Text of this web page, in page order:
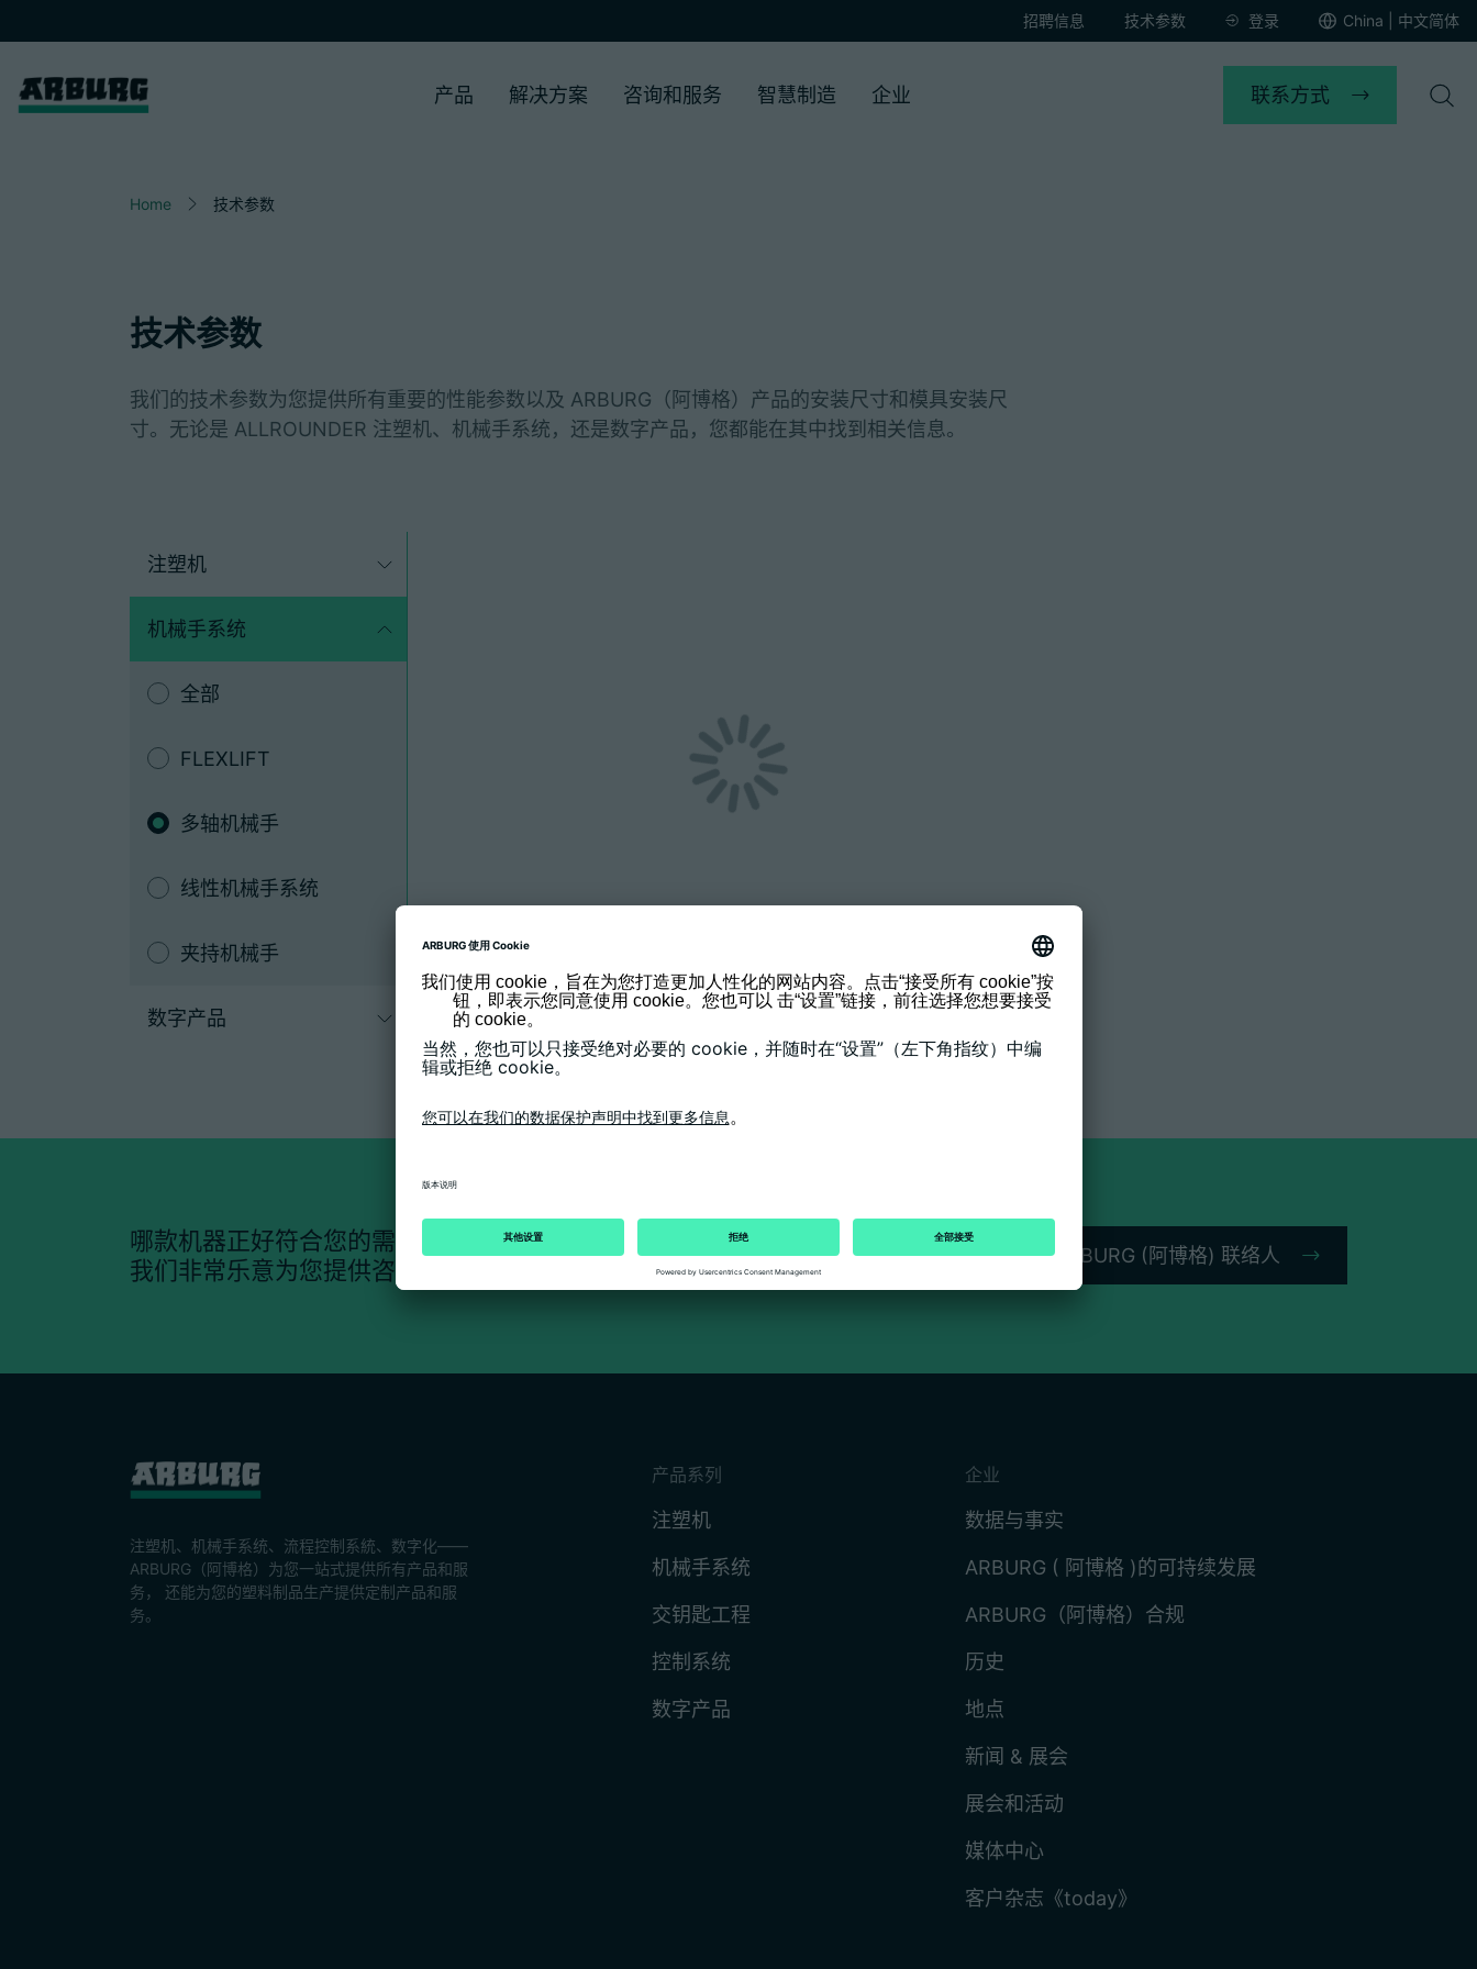
招聘信息 技术参数 登录 China | 中文简体
产品 解决方案 咨询和服务 智慧制造 企业 联系方式
Home 技术参数
技术参数
我们的技术参数为您提供所有重要的性能参数以及 ARBURG（阿博格）产品的安装尺寸和模具安装尺
寸。无论是 ALLROUNDER 注塑机、机械手系统，还是数字产品，您都能在其中找到相关信息。
注塑机
机械手系统
全部
FLEXLIFT
多轴机械手
线性机械手系统
夹持机械手
数字产品
哪款机器正好符合您的需求？
我们非常乐意为您提供咨询。
您的 ARBURG (阿博格) 联络人
注塑机、机械手系统、流程控制系統、数字化——
ARBURG（阿博格）为您一站式提供所有产品和服
务， 还能为您的塑料制品生产提供定制产品和服
务。
产品系列
注塑机
机械手系统
交钥匙工程
控制系统
数字产品
企业
数据与事实
ARBURG ( 阿博格 )的可持续发展
ARBURG（阿博格）合规
历史
地点
新闻 & 展会
展会和活动
媒体中心
客户杂志《today》